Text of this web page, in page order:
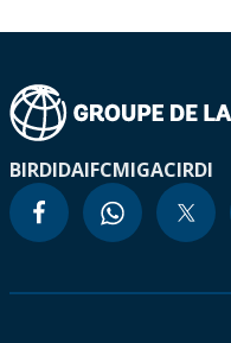
BIRDIDAIFCMIGACIRDI